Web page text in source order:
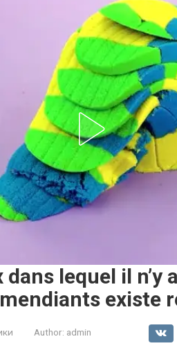
lequel il n’y
existe
Author: admin